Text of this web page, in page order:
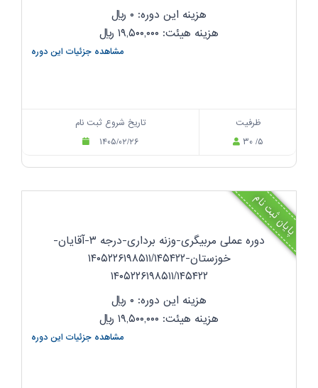
هزینه این دوره: ۰
ریال
هزینه هیئت: ۱۹,۵۰۰,۰۰۰
ریال
مشاهده جزئیات این دوره
تاریخ شروع ثبت نام
۱۴۰۵/۰۲/۲۶
ظرفیت
۳۰ /۵
پایان ثبت نام
دوره عملی مربیگری-وزنه برداری-درجه ۳-آقایان-
خوزستان-۱۴۰۵۲۲۶۱۹۸۵۱۱/۱۴۵۴۲۲
۱۴۰۵۲۲۶۱۹۸۵۱۱/۱۴۵۴۲۲
هزینه این دوره: ۰
ریال
هزینه هیئت: ۱۹,۵۰۰,۰۰۰
ریال
مشاهده جزئیات این دوره